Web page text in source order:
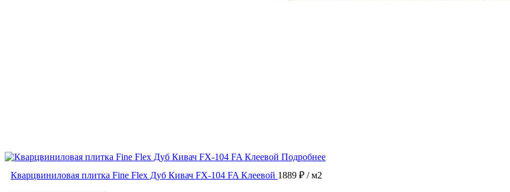
Подробнее
Кварцвиниловая плитка Fine Flex Дуб Кивач FX-104 FA Клеевой 1889 ₽ / м2